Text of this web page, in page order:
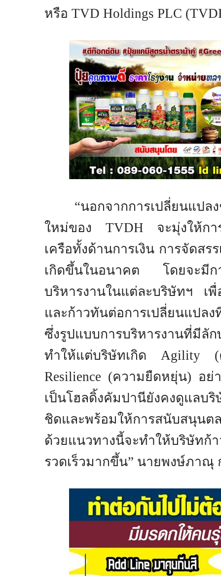
หรือ TVD Holdings PLC (
“นอกจากการเปลี่ยนแป
ใหม่ของ TVDH จะมุ่งให้ก
เครือทั้งด้านการเงิน การจัดสร
เกิดขึ้นในอนาคต โดยจะมีก
บริหารงานในแต่ละบริษัทฯ เพื่
และก้าวทันต่อการเปลี่ยนแปล
ซึ่งรูปแบบการบริหารงานที่มีลั
ทำให้แต่บริษัทเกิด Agility
Resilience (ความยืดหยุ่น) อย่
เป็นโฮลดิ้งคัมปานียังคงดูแลบริ
ชิดและพร้อมให้การสนับสนุน
ด้วยแนวทางนี้จะทำให้บริษัทก้
รวดเร็วมากขึ้น” นายพงษ์ภาณุ